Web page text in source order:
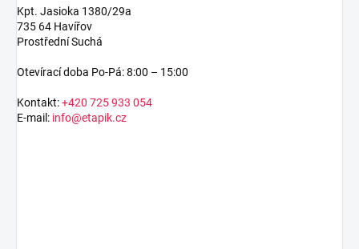
Kpt. Jasioka 1380/29a
735 64 Havířov
Prostřední Suchá
Otevírací doba Po-Pá: 8:00 – 15:00
Kontakt:+420 725 933 054
E-mail: info@etapik.cz